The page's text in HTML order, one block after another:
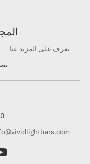
تعرف على المزيد عنا